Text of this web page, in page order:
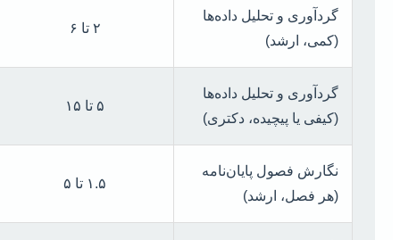
گردآوری و تحلیل داده‌ها
(کمی، ارشد)
۲ تا ۶
گردآوری و تحلیل داده‌ها
(کیفی یا پیچیده، دکتری)
۵ تا ۱۵
نگارش فصول پایان‌نامه
(هر فصل، ارشد)
۱.۵ تا ۵